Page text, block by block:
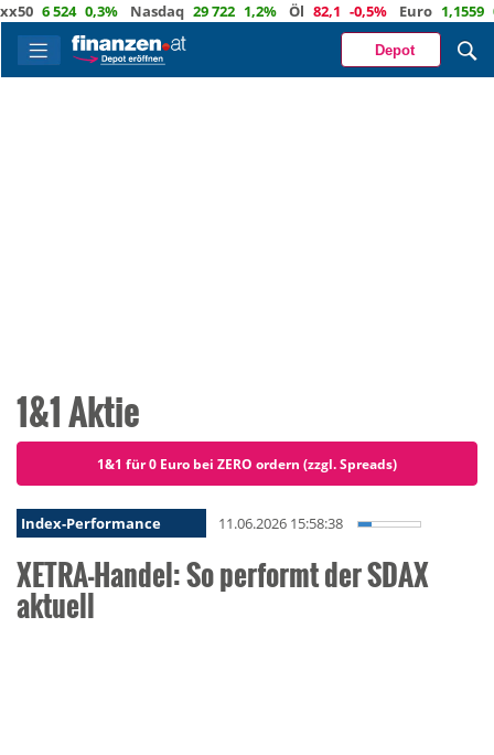
0,3% Nasdaq 29 722 1,2% Öl 82,1 -0,5% Euro 1,1559 0,3%
Depot
1&1 Aktie
1&1 für 0 Euro bei ZERO ordern (zzgl. Spreads)
Index-Performance 11.06.2026 15:58:38
XETRA-Handel: So performt der SDAX
aktuell